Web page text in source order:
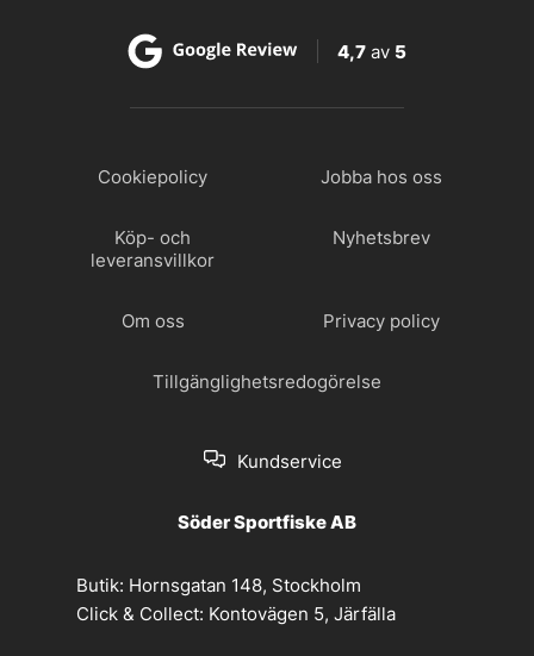
4,7 av 5
Cookiepolicy Jobba hos oss
Köp- och
leveransvillkor
Nyhetsbrev
Om oss Privacy policy
Tillgänglighetsredogörelse
Kundservice
Söder Sportfiske AB
Butik: Hornsgatan 148, Stockholm
Click & Collect: Kontovägen 5, Järfälla